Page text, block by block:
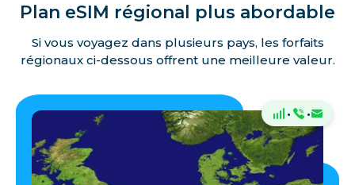
Plan eSIM régional plus abordable
Si vous voyagez dans plusieurs pays, les forfaits
régionaux ci-dessous offrent une meilleure valeur.
· ·